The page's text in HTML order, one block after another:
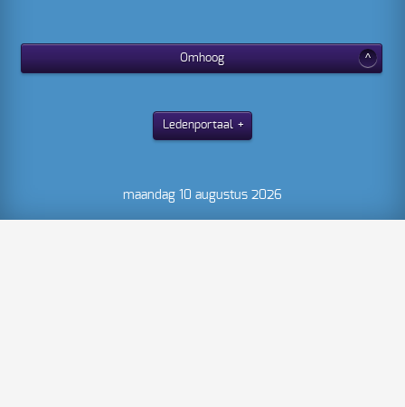
Omhoog
Ledenportaal
maandag 10 augustus 2026